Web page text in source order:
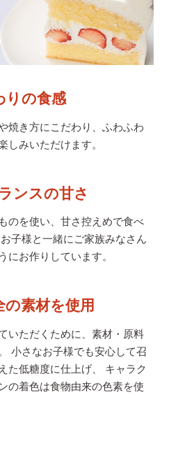
りの食感
焼き方にこだわり、ふわふわ
しみいただけます。
ンスの甘さ
のを使い、甘さ控えめで食べ
子様と一緒にご家族みなさん
にお作りしています。
の素材を使用
いただくために、素材・原料
小さなお子様でも安心して召
た低糖度に仕上げ、 キャラク
の着色は食物由来の色素を使